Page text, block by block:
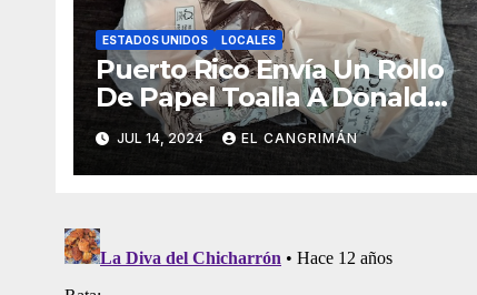
ESTADOS UNIDOS LOCALES
Puerto Rico Envía Un Rollo
De Papel Toalla A Donald
Trump Pa’ Que Use Las Hojas
De Curita
JUL 14, 2024 EL CANGRIMÁN